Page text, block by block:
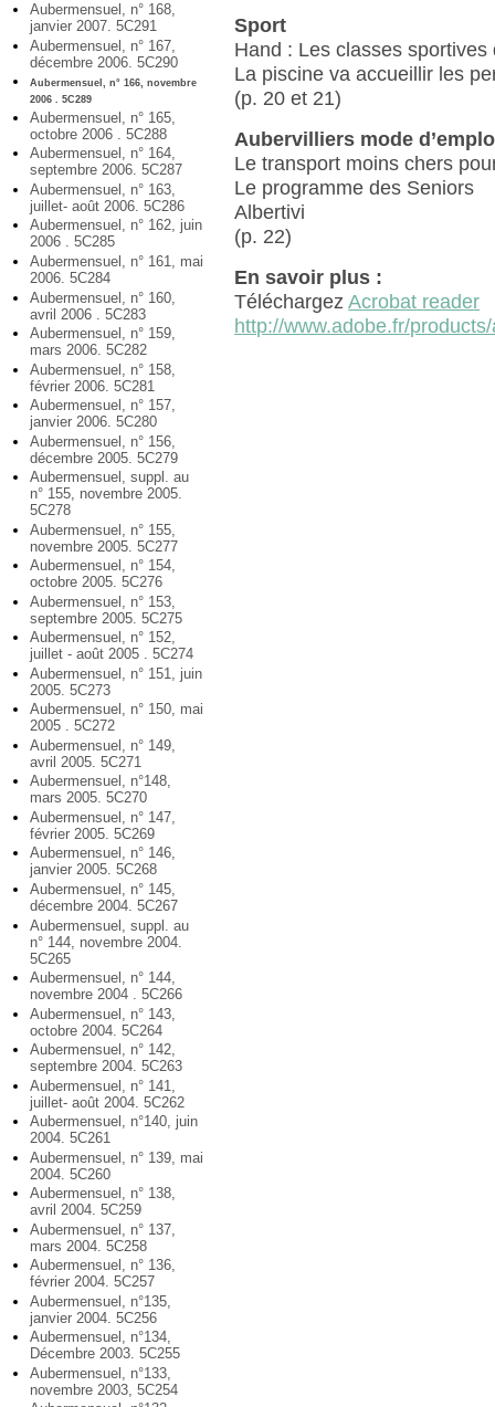
Aubermensuel, n° 168,
janvier 2007. 5C291
Aubermensuel, n° 167,
décembre 2006. 5C290
Aubermensuel, n° 166, novembre
2006 . 5C289
Aubermensuel, n° 165,
octobre 2006 . 5C288
Aubermensuel, n° 164,
septembre 2006. 5C287
Aubermensuel, n° 163,
juillet- août 2006. 5C286
Aubermensuel, n° 162, juin
2006 . 5C285
Aubermensuel, n° 161, mai
2006. 5C284
Aubermensuel, n° 160,
avril 2006 . 5C283
Aubermensuel, n° 159,
mars 2006. 5C282
Aubermensuel, n° 158,
février 2006. 5C281
Aubermensuel, n° 157,
janvier 2006. 5C280
Aubermensuel, n° 156,
décembre 2005. 5C279
Aubermensuel, suppl. au
n° 155, novembre 2005.
5C278
Aubermensuel, n° 155,
novembre 2005. 5C277
Aubermensuel, n° 154,
octobre 2005. 5C276
Aubermensuel, n° 153,
septembre 2005. 5C275
Aubermensuel, n° 152,
juillet - août 2005 . 5C274
Aubermensuel, n° 151, juin
2005. 5C273
Aubermensuel, n° 150, mai
2005 . 5C272
Aubermensuel, n° 149,
avril 2005. 5C271
Aubermensuel, n°148,
mars 2005. 5C270
Aubermensuel, n° 147,
février 2005. 5C269
Aubermensuel, n° 146,
janvier 2005. 5C268
Aubermensuel, n° 145,
décembre 2004. 5C267
Aubermensuel, suppl. au
n° 144, novembre 2004.
5C265
Aubermensuel, n° 144,
novembre 2004 . 5C266
Aubermensuel, n° 143,
octobre 2004. 5C264
Aubermensuel, n° 142,
septembre 2004. 5C263
Aubermensuel, n° 141,
juillet- août 2004. 5C262
Aubermensuel, n°140, juin
2004. 5C261
Aubermensuel, n° 139, mai
2004. 5C260
Aubermensuel, n° 138,
avril 2004. 5C259
Aubermensuel, n° 137,
mars 2004. 5C258
Aubermensuel, n° 136,
février 2004. 5C257
Aubermensuel, n°135,
janvier 2004. 5C256
Aubermensuel, n°134,
Décembre 2003. 5C255
Aubermensuel, n°133,
novembre 2003, 5C254
Sport
Hand : Les classes
La piscine va accueillir les
(p. 20 et 21)
Aubervilliers mode
Le transport moins chers
Le programme des Seniors
Albertivi
(p. 22)
En savoir plus :
TéléchargezAcrobat reader
http://www.adobe.fr/